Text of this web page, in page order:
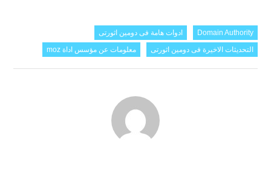
Domain Authority
ادوات هامة فى دومين اثورتى
التحديثات الاخيرة فى دومين اثورتى
معلومات عن مؤسس اداة moz